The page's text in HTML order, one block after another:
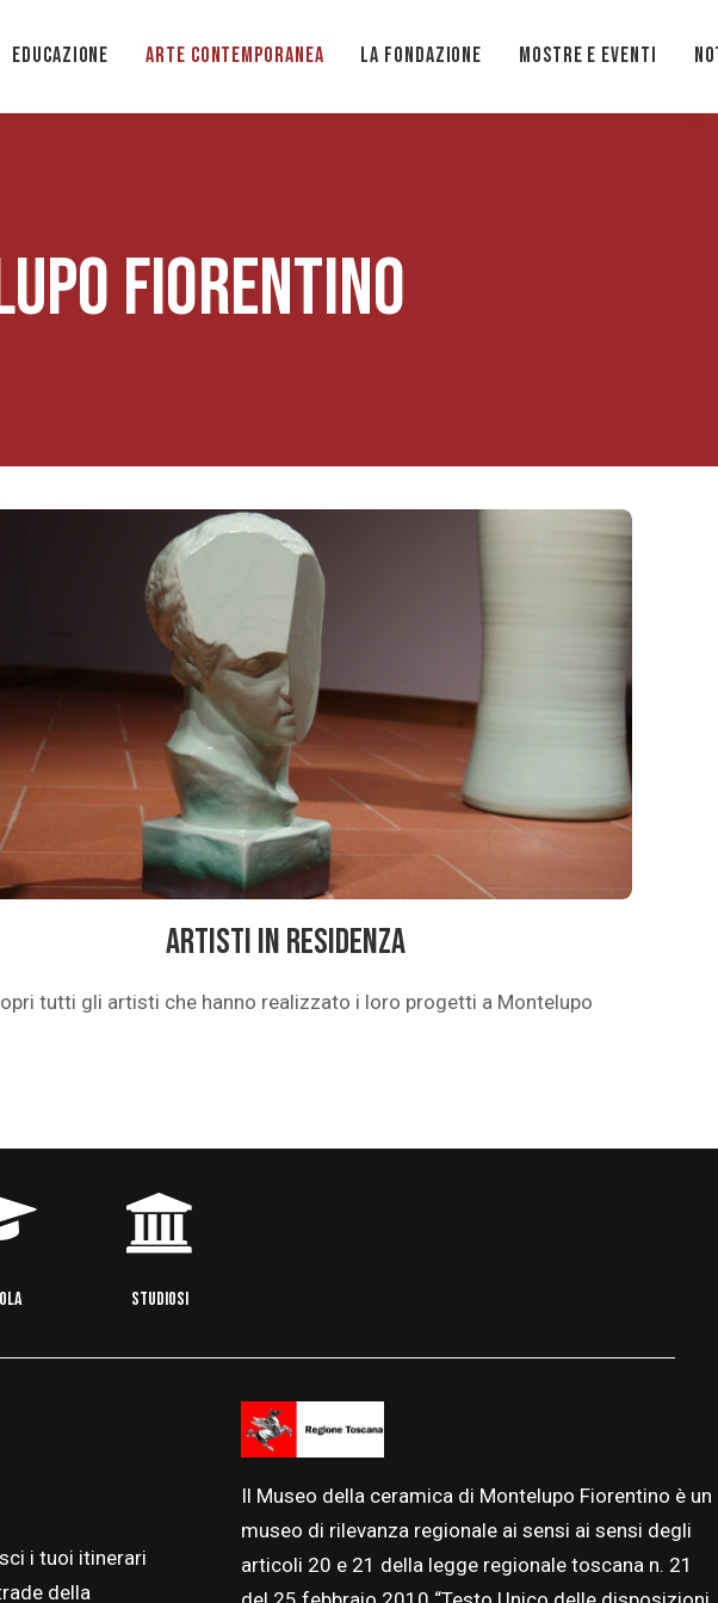
EDUCAZIONE Arte Contemporanea La Fondazione Mostre e eventi
FIORENTINO
Artisti in Residenza
tutti gli artisti che hanno realizzato i loro progetti a Montelupo
STUDIOSI
i tuoi itinerari
della
Il Museo della ceramica di Montelupo Fiorentino è un
museo di rilevanza regionale ai sensi ai sensi degli
articoli 20 e 21 della legge regionale toscana n. 21